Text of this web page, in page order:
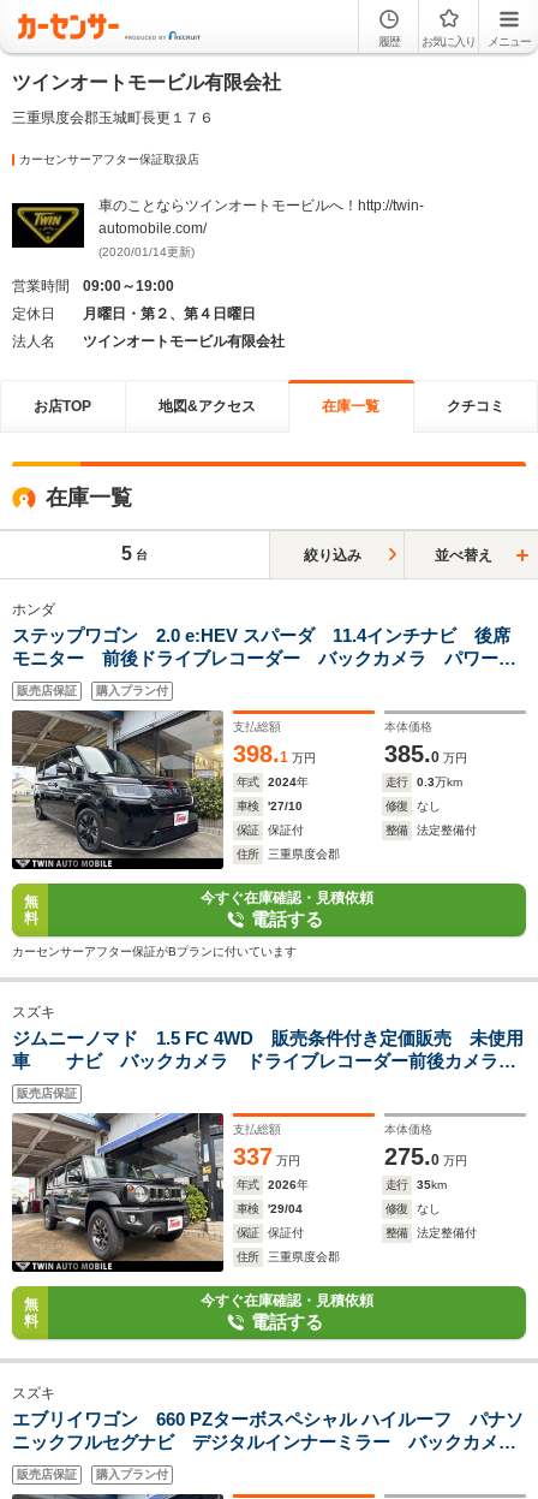
履歴 お気に入り メニュー
ツインオートモービル有限会社
三重県度会郡玉城町長更１７６
カーセンサーアフター保証取扱店
車のことならツインオートモービルへ！http://twin-
automobile.com/
(2020/01/14更新)
営業時間
09:00～19:00
定休日
月曜日・第２、第４日曜日
法人名
ツインオートモービル有限会社
お店TOP 地図&アクセス 在庫一覧 クチコミ
在庫一覧
5 台 絞り込み 並べ替え
ホンダ
ステップワゴン 2.0 e:HEV スパーダ 11.4インチナビ 後席
モニター 前後ドライブレコーダー バックカメラ パワーバ
ックドア スマートキー×2
販売店保証 購入プラン付
支払総額
398.1 万円
本体価格
385.0 万円
年式
2024年 走行 0.3万km
車検
'27/10 修復
なし
保証
保証付 整備
法定整備付
住所
三重県度会郡
無
料
今すぐ在庫確認・見積依頼
電話する
カーセンサーアフター保証がBプランに付いています
スズキ
ジムニーノマド 1.5 FC 4WD 販売条件付き定価販売 未使用
車 ナビ バックカメラ ドライブレコーダー前後カメラ
ガラスコーティング ETC フロアマット ドアバイザー
販売店保証
支払総額
337 万円
本体価格
275.0 万円
年式
2026年 走行 35km
車検
'29/04 修復
なし
保証
保証付 整備
法定整備付
住所
三重県度会郡
無
料
今すぐ在庫確認・見積依頼
電話する
スズキ
エブリイワゴン 660 PZターボスペシャル ハイルーフ パナソ
ニックフルセグナビ デジタルインナーミラー バックカメ
ラ 革調シートカバー 両側パワースライド ワンオーナー
車 後席フィルム施工 天井サーキュレーター
販売店保証 購入プラン付